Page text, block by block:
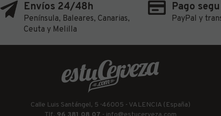
Envíos 24/48h
Península, Baleares, Canarias,
Ceuta y Melilla
Pago
PayPal y
Calle Luis Santángel, 5 · 46005 - VALENCIA (España)